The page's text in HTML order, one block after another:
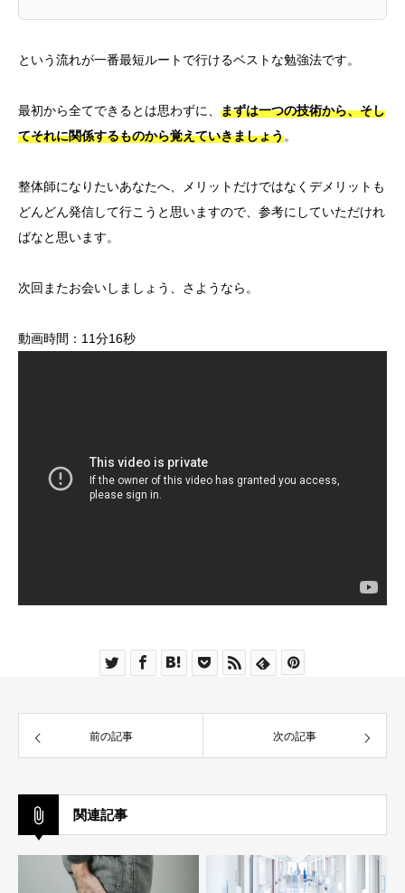
という流れが一番最短ルートで行けるベストな勉強法です。
最初から全てできるとは思わずに、 まずは一つの技術から、そし
てそれに関係するものから覚えていきましょう。
整体師になりたいあなたへ、メリットだけではなくデメリットも
どんどん発信して行こうと思いますので、参考にしていただけれ
ばなと思います。
次回またお会いしましょう、さようなら。
動画時間：11分16秒
前の記事 次の記事
関連記事